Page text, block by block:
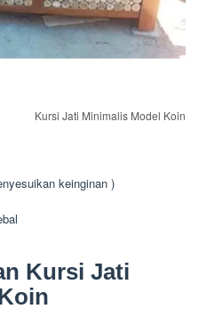
Kursi Jati Minimalis Model Koin
keinginan )
Kursi Jati